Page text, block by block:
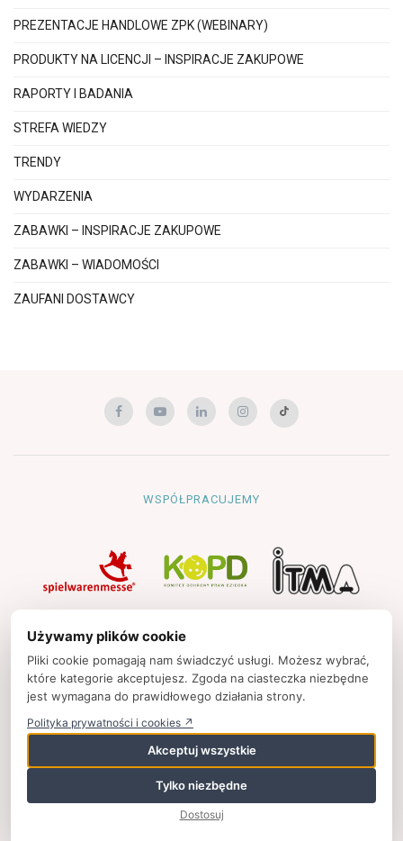
PREZENTACJE HANDLOWE ZPK (WEBINARY)
PRODUKTY NA LICENCJI – INSPIRACJE ZAKUPOWE
RAPORTY I BADANIA
STREFA WIEDZY
TRENDY
WYDARZENIA
ZABAWKI – INSPIRACJE ZAKUPOWE
ZABAWKI – WIADOMOŚCI
ZAUFANI DOSTAWCY
WSPÓŁPRACUJEMY
Strona główna
Polityka prywatności
Kontakt
Strony partnerskie
© 2025zpkinfo.pl,
ul. Ku Wiśle 7, 00-707 Warszawa, Polska,
+48 (22) 50 65 852,
wspolpraca@zpkinfo.pl
Używamy plików cookie
Pliki cookie pomagają nam świadczyć usługi. Możesz wybrać,
które kategorie akceptujesz. Zgoda na ciasteczka niezbędne
jest wymagana do prawidłowego działania strony.
Polityka prywatności i cookies ↗
Akceptuj wszystkie
Tylko niezbędne
Dostosuj